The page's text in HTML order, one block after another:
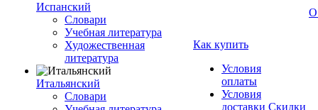
Испанский
Словари
Учебная литература
Художественная
литература
Итальянский
Словари
Как купить
Условия
оплаты
Условия
доставки Скидки
О